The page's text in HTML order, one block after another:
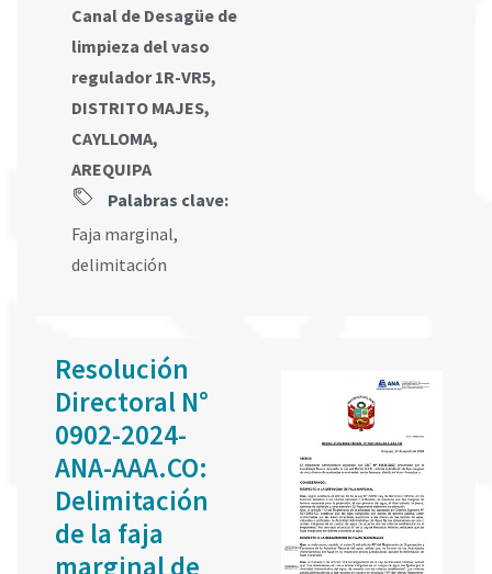
Canal de Desagüe de
limpieza del vaso
regulador 1R-VR5,
DISTRITO MAJES,
CAYLLOMA,
AREQUIPA
Palabras clave:
Faja marginal,
delimitación
Resolución
Directoral N°
0902-2024-
ANA-AAA.CO:
Delimitación
de la faja
marginal de